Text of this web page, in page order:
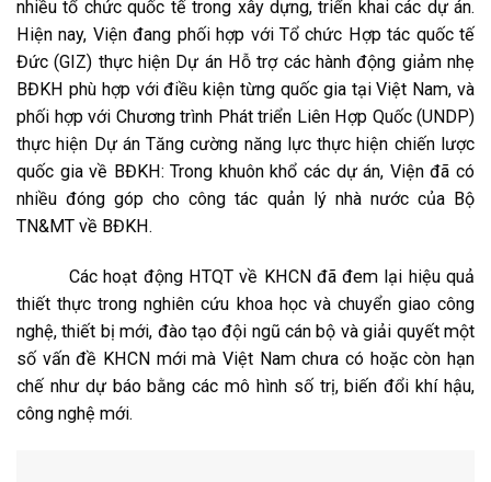
nhiều tổ chức quốc tế trong xây dựng, triển khai các dự án.
Hiện nay, Viện đang phối hợp với Tổ chức Hợp tác quốc tế
Đức (GIZ) thực hiện Dự án Hỗ trợ các hành động giảm nhẹ
BĐKH phù hợp với điều kiện từng quốc gia tại Việt Nam, và
phối hợp với Chương trình Phát triển Liên Hợp Quốc (UNDP)
thực hiện Dự án Tăng cường năng lực thực hiện chiến lược
quốc gia về BĐKH: Trong khuôn khổ các dự án, Viện đã có
nhiều đóng góp cho công tác quản lý nhà nước của Bộ
TN&MT về BĐKH.
Các hoạt động HTQT về KHCN đã đem lại hiệu quả
thiết thực trong nghiên cứu khoa học và chuyển giao công
nghệ, thiết bị mới, đào tạo đội ngũ cán bộ và giải quyết một
số vấn đề KHCN mới mà Việt Nam chưa có hoặc còn hạn
chế như dự báo bằng các mô hình số trị, biến đổi khí hậu,
công nghệ mới.